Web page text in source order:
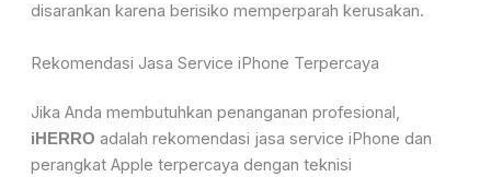
disarankan karena berisiko memperparah kerusakan.
Rekomendasi Jasa Service iPhone Terpercaya
Jika Anda membutuhkan penanganan profesional,
iHERRO adalah rekomendasi jasa service iPhone dan
perangkat Apple terpercaya dengan teknisi